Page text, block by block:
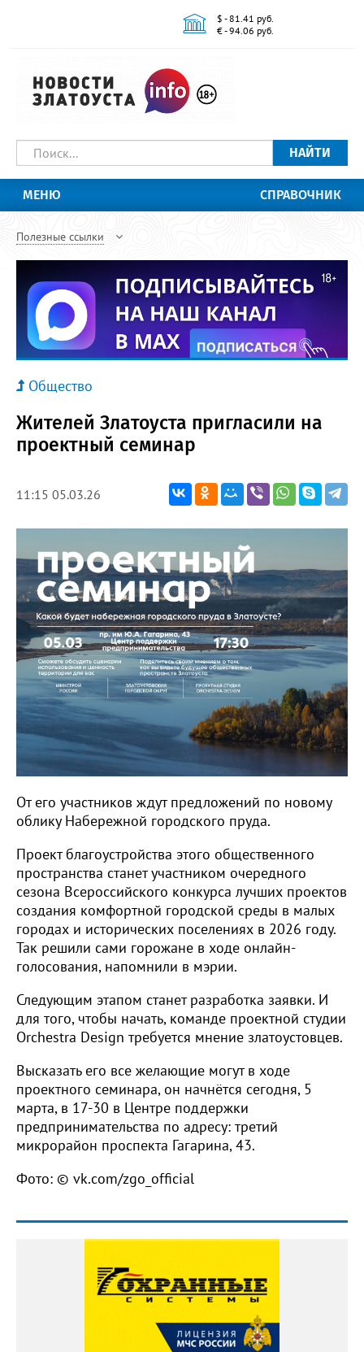
$ - 81.41 руб.
€ - 94.06 руб.
НАЙТИ
МЕНЮ СПРАВОЧНИК
Полезные ссылки
Общество
Жителей Златоуста пригласили на
проектный семинар
11:15 05.03.26
От его участников ждут предложений по новому
облику Набережной городского пруда.
Проект благоустройства этого общественного
пространства станет участником очередного
сезона Всероссийского конкурса лучших проектов
создания комфортной городской среды в малых
городах и исторических поселениях в 2026 году.
Так решили сами горожане в ходе онлайн-
голосования, напомнили в мэрии.
Следующим этапом станет разработка заявки. И
для того, чтобы начать, команде проектной студии
Orchestra Design требуется мнение златоустовцев.
Высказать его все желающие могут в ходе
проектного семинара, он начнётся сегодня, 5
марта, в 17-30 в Центре поддержки
предпринимательства по адресу: третий
микрорайон проспекта Гагарина, 43.
Фото: © vk.com/zgo_official